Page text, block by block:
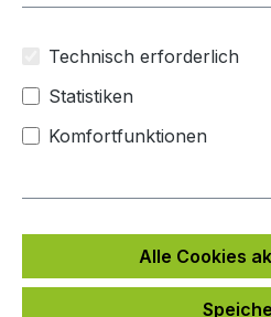
Paketkasten Nature
Mypaketkasten
Bildergalerie überspringen
Technisch erforderlich
Statistiken
Komfortfunktionen
Alle Cookies